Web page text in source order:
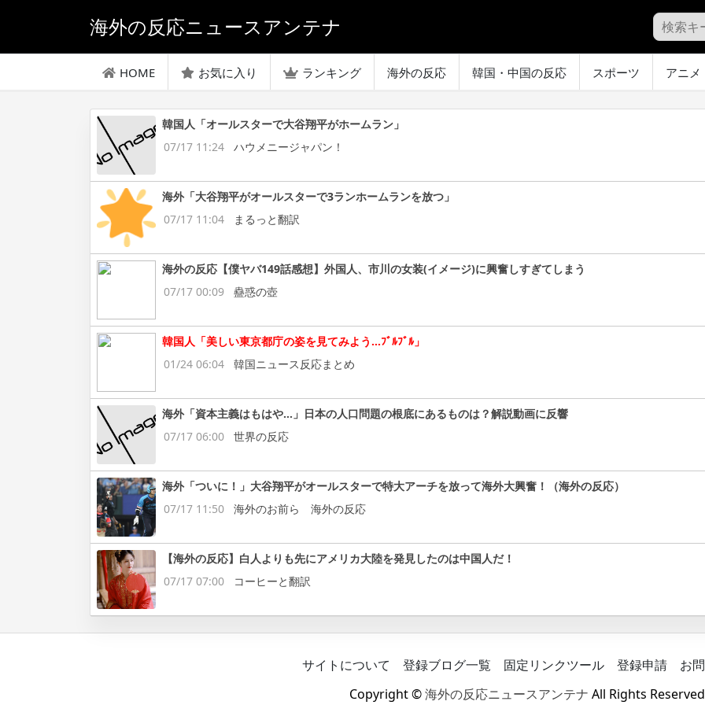
海外の反応ニュースアンテナ
HOME お気に入り ランキング 海外の反応 韓国・中国の反応 スポーツ アニメ
韓国人「オールスターで大谷翔平がホームラン」
07/17 11:24
ハウメニージャパン！
海外「大谷翔平がオールスターで3ランホームランを放つ」
07/17 11:04
まるっと翻訳
海外の反応【僕ヤバ149話感想】外国人、市川の女装(イメージ)に興奮しすぎてしまう
07/17 00:09
蠱惑の壺
韓国人「美しい東京都庁の姿を見てみよう…ﾌﾞﾙﾌﾞﾙ」
01/24 06:04
韓国ニュース反応まとめ
海外「資本主義はもはや…」日本の人口問題の根底にあるものは？解説動画に反響
07/17 06:00
世界の反応
海外「ついに！」大谷翔平がオールスターで特大アーチを放って海外大興奮！（海外の反応）
07/17 11:50
海外のお前ら 海外の反応
【海外の反応】白人よりも先にアメリカ大陸を発見したのは中国人だ！
07/17 07:00
コーヒーと翻訳
サイトについて 登録ブログ一覧 固定リンクツール 登録申請
お
Copyright ©海外の反応ニュースアンテナ All Rights